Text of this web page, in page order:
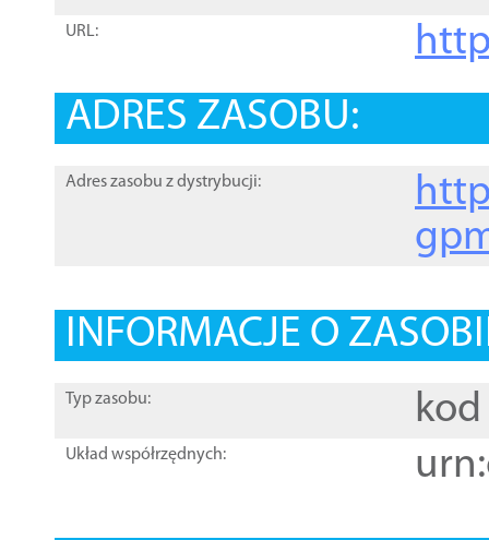
URL:
ADRES ZASOBU:
Adres zasobu z dystrybucji:
INFORMACJE O
Typ zasobu: kod
Układ współrzędnych: